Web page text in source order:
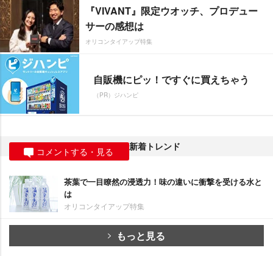
『VIVANT』限定ウオッチ、プロデュー
サーの感想は
オリコンタイアップ特集
自販機にピッ！ですぐに買えちゃう
（PR）ジハンピ
コメントする・見る 新着トレンド
茶葉で一目瞭然の浸透力！味の違いに衝撃を受ける水と
は
オリコンタイアップ特集
もっと見る